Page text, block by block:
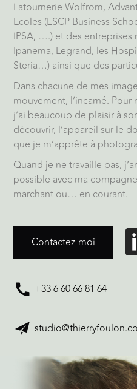
Latournerie Wolfrom,
Ecoles (ESCP Business
IPSA, ….) et des entreprises
Ipanema, Legrand, les
Steria…) ainsi que des
Dans chacune de mes
mouvement, l’incarné.
j’ai beaucoup de plaisir à
découvrir, l’appareil sur le
que je m’apprête à
Quand je ne travaille pas,
possible avec ma
marchant ou… en courant.
Contactez-moi
+33 6 60 66 81 64